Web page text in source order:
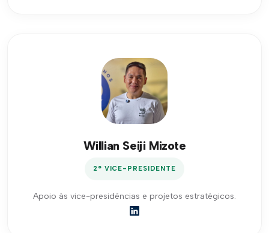
Willian Seiji Mizote
2° VICE-PRESIDENTE
Apoio às vice-presidências e projetos estratégicos.